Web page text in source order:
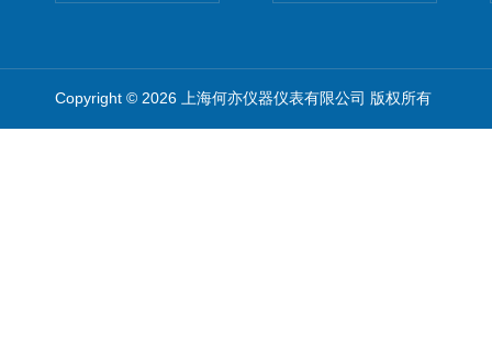
Copyright © 2026 上海何亦仪器仪表有限公司 版权所有